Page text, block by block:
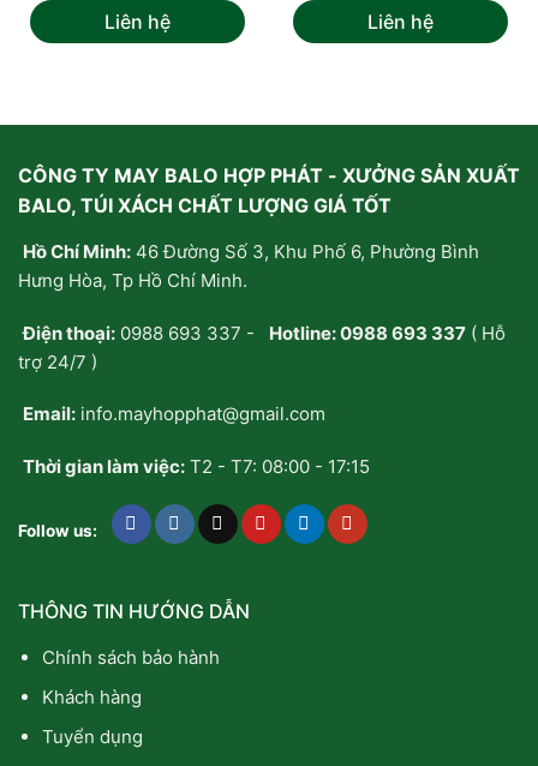
Được
xếp
hạng
Liên hệ
Được
xếp
hạng
Liên hệ
CÔNG TY MAY BALO HỢP PHÁT - XƯỞNG SẢN XUẤT
BALO, TÚI XÁCH CHẤT LƯỢNG GIÁ TỐT
Hồ Chí Minh: 46 Đường Số 3, Khu Phố 6, Phường Bình
Hưng Hòa, Tp Hồ Chí Minh.
Điện thoại: 0988 693 337 - Hotline:0988 693 337 ( Hỗ
trợ 24/7 )
Email: info.mayhopphat@gmail.com
Thời gian làm việc: T2 - T7: 08:00 - 17:15
Follow us:
THÔNG TIN HƯỚNG DẪN
Chính sách bảo hành
Khách hàng
Tuyển dụng